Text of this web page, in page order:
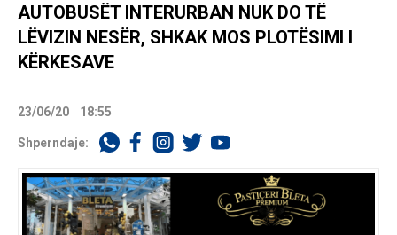
AUTOBUSËT INTERURBAN NUK DO TË
LËVIZIN NESËR, SHKAK MOS PLOTËSIMI I
KËRKESAVE
23/06/20 18:55
Shperndaje: